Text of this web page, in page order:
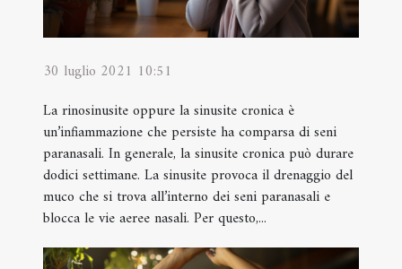
30 luglio 2021 10:51
La rinosinusite oppure la sinusite cronica è
un’infiammazione che persiste ha comparsa di seni
paranasali. In generale, la sinusite cronica può durare
dodici settimane. La sinusite provoca il drenaggio del
muco che si trova all’interno dei seni paranasali e
blocca le vie aeree nasali. Per questo,...